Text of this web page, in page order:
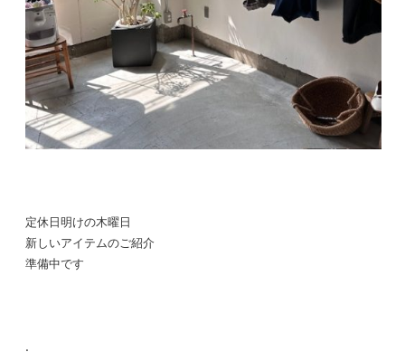
定休日明けの木曜日
新しいアイテムのご紹介
準備中です
.